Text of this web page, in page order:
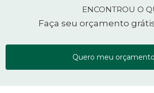
ENCONTROU O
Faça seu orçamento
Quero meu orçamento